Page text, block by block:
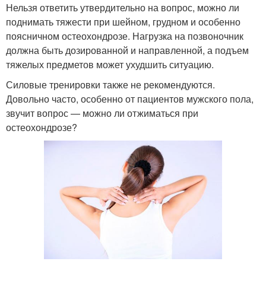
Нельзя ответить утвердительно на вопрос, можно ли
поднимать тяжести при шейном, грудном и особенно
поясничном остеохондрозе. Нагрузка на позвоночник
должна быть дозированной и направленной, а подъем
тяжелых предметов может ухудшить ситуацию.
Силовые тренировки также не рекомендуются.
Довольно часто, особенно от пациентов мужского пола,
звучит вопрос — можно ли отжиматься при
остеохондрозе?